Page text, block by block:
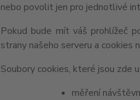
nebo povolit jen pro jednotlivé
Pokud bude mít váš prohlížeč
strany našeho serveru a cookies
Soubory cookies, které jsou zde
měření